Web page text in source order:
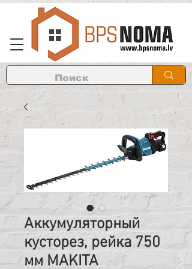
Аккумуляторный
кусторез, рейка 750
мм MAKITA